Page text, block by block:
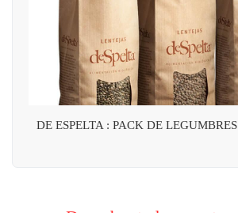
DE ESPELTA : PACK DE